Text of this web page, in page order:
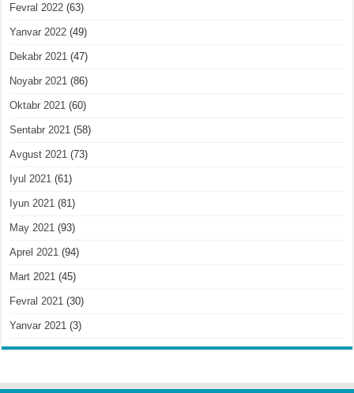
Fevral 2022 (63)
Yanvar 2022 (49)
Dekabr 2021 (47)
Noyabr 2021 (86)
Oktabr 2021 (60)
Sentabr 2021 (58)
Avgust 2021 (73)
Iyul 2021 (61)
Iyun 2021 (81)
May 2021 (93)
Aprel 2021 (94)
Mart 2021 (45)
Fevral 2021 (30)
Yanvar 2021 (3)